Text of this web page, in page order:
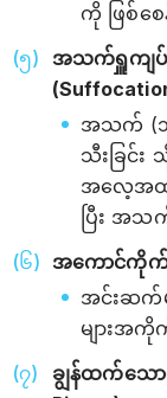
ကို ဖြစ်စ
အသက်ရှူကျပ်ခ
အသက် (၁
သီးခြင်
အလေ့အထ
ပြီး အ
အကောင်ကိုက်ခံ
အင်းဆက်မ
များအ
ချွန်ထက်သောပ